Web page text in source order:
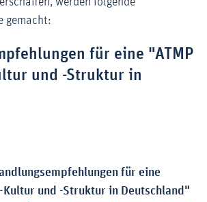
gemacht:
für eine "ATMP
und -Struktur in
für eine
Kultur und -Struktur in Deutschland"